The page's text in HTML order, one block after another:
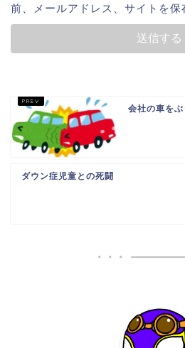
前、メールアドレス、サイトを保
会社の車をぶ
ダウン症児童との死闘